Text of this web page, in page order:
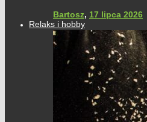
Bartosz, 17 lipca 2026
Relaks i hobby